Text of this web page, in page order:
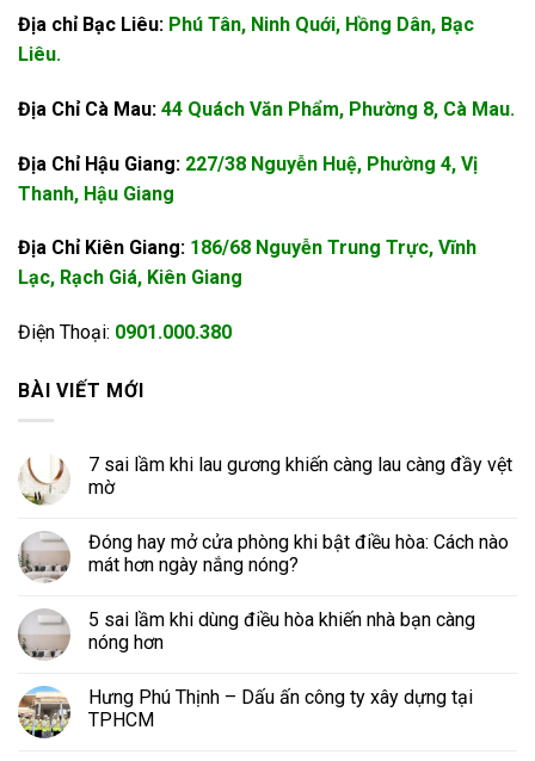
Địa chỉ Bạc Liêu: Phú Tân, Ninh Quới, Hồng Dân, Bạc
Liêu.
Địa Chỉ Cà Mau: 44 Quách Văn Phẩm, Phường 8, Cà Mau.
Địa Chỉ Hậu Giang: 227/38 Nguyễn Huệ, Phường 4, Vị
Thanh, Hậu Giang
Địa Chỉ Kiên Giang: 186/68 Nguyễn Trung Trực, Vĩnh
Lạc, Rạch Giá, Kiên Giang
Điện Thoại: 0901.000.380
BÀI VIẾT MỚI
7 sai lầm khi lau gương khiến càng lau càng đầy vệt
mờ
Đóng hay mở cửa phòng khi bật điều hòa: Cách nào
mát hơn ngày nắng nóng?
5 sai lầm khi dùng điều hòa khiến nhà bạn càng
nóng hơn
Hưng Phú Thịnh – Dấu ấn công ty xây dựng tại
TPHCM